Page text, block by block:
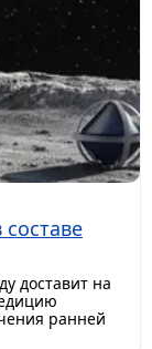
доставит на
ранней